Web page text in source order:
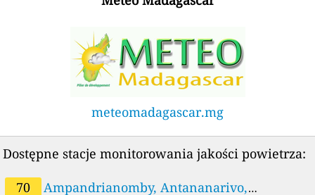
meteomadagascar.mg
Dostępne stacje monitorowania jakości powietrza:
70
Ampandrianomby, Antananarivo,